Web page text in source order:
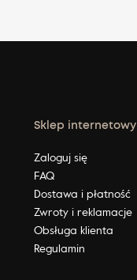
Sklep internetowy
Zaloguj się
FAQ
Dostawa i płatność
Zwroty i reklamacje
Obsługa klienta
Regulamin